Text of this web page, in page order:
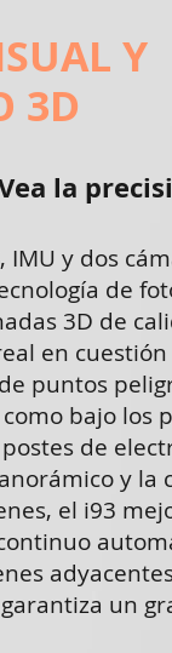
Y
3D
la
IMU y dos
de
3D de
en
puntos
bajo los
de
y la
el i93
un